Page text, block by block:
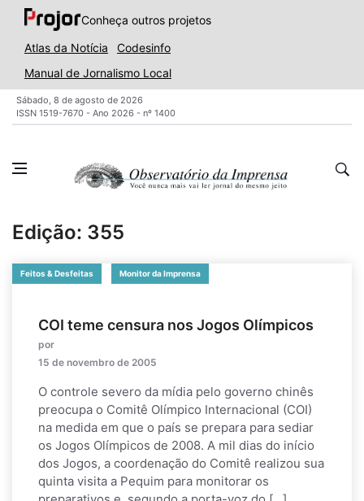
Conheça outros projetos
Atlas da Notícia
Codesinfo
Manual de Jornalismo Local
Sábado, 8 de agosto de 2026
ISSN 1519-7670 - Ano 2026 - nº 1400
Edição: 355
Feitos & Desfeitas Monitor da Imprensa
COI teme censura nos Jogos Olímpicos
por
15 de novembro de 2005
O controle severo da mídia pelo governo chinês
preocupa o Comitê Olímpico Internacional (COI)
na medida em que o país se prepara para sediar
os Jogos Olímpicos de 2008. A mil dias do início
dos Jogos, a coordenação do Comitê realizou sua
quinta visita a Pequim para monitorar os